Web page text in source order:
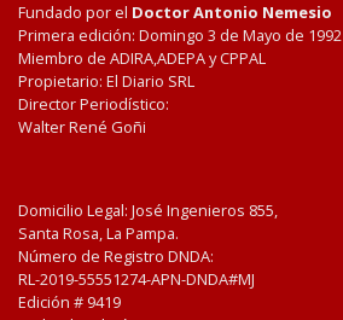
Fundado por el Doctor Antonio Nemesio
Primera edición: Domingo 3 de Mayo de 1992
Miembro de ADIRA,ADEPA y CPPAL
Propietario: El Diario SRL
Director Periodístico:
Walter René Goñi
Domicilio Legal: José Ingenieros 855,
Santa Rosa, La Pampa.
Número de Registro DNDA:
RL-2019-55551274-APN-DNDA#MJ
Edición # 9419